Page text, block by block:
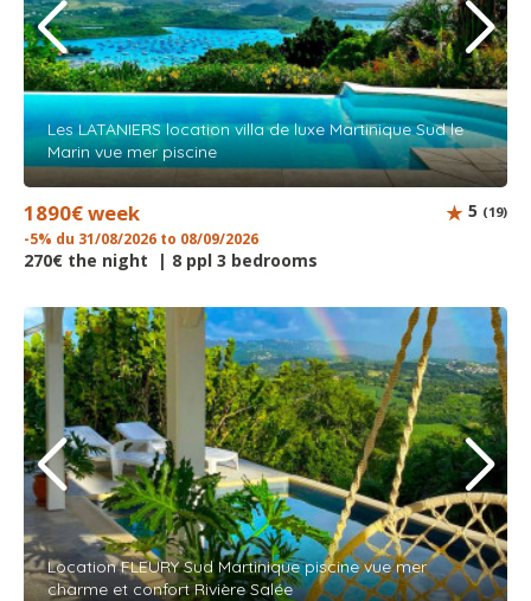
Les LATANIERS location villa de luxe Martinique Sud le
Marin vue mer piscine
1890€ week
-5% du 31/08/2026 to 08/09/2026
270€ the night | 8 ppl 3 bedrooms
5 (19)
Location FLEURY Sud Martinique piscine vue mer
charme et confort Rivière Salée